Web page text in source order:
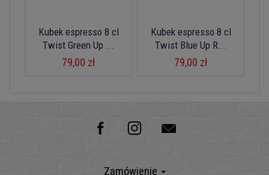
Kubek espresso 8 cl
Twist Green Up ...
79,00 zł
Kubek espresso 8 cl
Twist Blue Up R...
79,00 zł
Zamówienie